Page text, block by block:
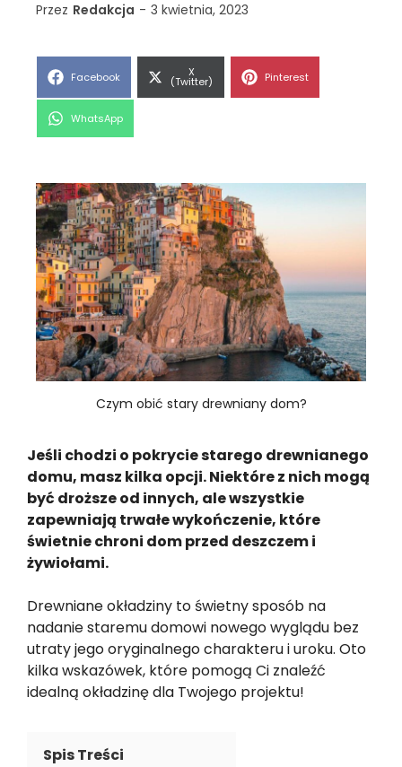
Przez Redakcja - 3 kwietnia, 2023
Share
Facebook Share
on
X
(Twitter) Share
Pinterest
Share
WhatsApp
Czym obić stary drewniany dom?
Jeśli chodzi o pokrycie starego drewnianego
domu, masz kilka opcji. Niektóre z nich mogą
być droższe od innych, ale wszystkie
zapewniają trwałe wykończenie, które
świetnie chroni dom przed deszczem i
żywiołami.
Drewniane okładziny to świetny sposób na
nadanie staremu domowi nowego wyglądu bez
utraty jego oryginalnego charakteru i uroku. Oto
kilka wskazówek, które pomogą Ci znaleźć
idealną okładzinę dla Twojego projektu!
Spis Treści